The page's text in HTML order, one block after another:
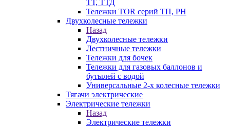
ТТ, ТТД
Тележки TOR серий ТП, PH
Двухколесные тележки
Назад
Двухколесные тележки
Лестничные тележки
Тележки для бочек
Тележки для газовых баллонов и
бутылей с водой
Универсальные 2-х колесные тележки
Тягачи электрические
Электрические тележки
Назад
Электрические тележки